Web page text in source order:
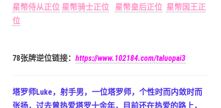
星幣侍从正位 星幣骑士正位 星幣皇后正位 星幣国王正
位
78张牌逆位链接： https://www.102184.com/taluopai3
塔罗师Luke，射手男，一位塔罗师，个性时而内敛时而
张扬，过去曾热爱塔罗十余年，目前还在热爱的路上，